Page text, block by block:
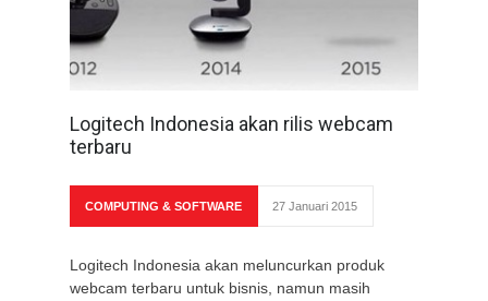
Logitech Indonesia akan rilis webcam
terbaru
COMPUTING & SOFTWARE 27 Januari 2015
Logitech Indonesia akan meluncurkan produk
webcam terbaru untuk bisnis, namun masih